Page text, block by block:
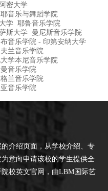
密大学
音乐与舞蹈学院
学 耶鲁音乐学院
斯大学 曼尼斯音乐学院
音乐学院 - 印第安纳大学
兰音乐学院
学本尼音乐学院
音乐学院
兰音乐学院
音乐学院
介绍页面，从学校介绍、专
意向申请该校的学生提供全
校英文官网，由LBM国际艺